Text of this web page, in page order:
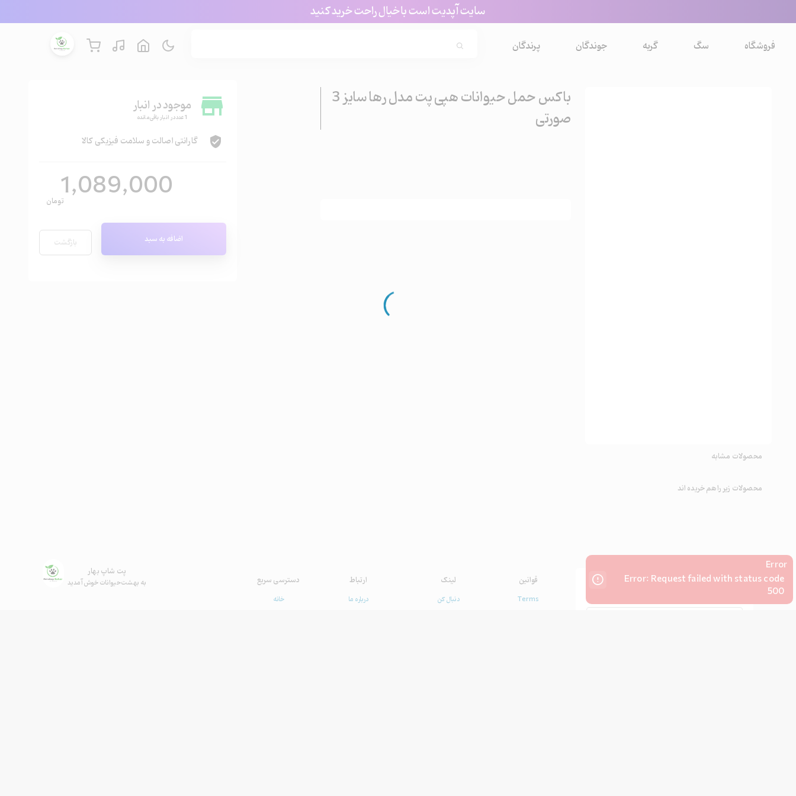
Error
Error: Request failed with status code
500
سایت آپدیت است با خیال راحت خرید کنید
پرندگان جوندگان گربه سگ فروشگاه
باکس حمل حیوانات هپی پت مدل رها سایز 3
صورتی
محصولات مشابه
محصولات زیر راهم خریده اند
store موجود در انبار
1 عدد در انبار باقی مانده
verified_user گارانتی اصالت و سلامت فیزیکی کالا
1,089,000تومان
اضافه به سبد بازگشت
پت شاپ بهار
به بهشت حیوانات خوش آمدید دسترسی سریع
خانه
ارتباط
درباره ما
لینک
دنبال کن
قوانین
Terms
لطفا ایمیل خود را وارد کنید تا از آخرین تخفیفات مطلع